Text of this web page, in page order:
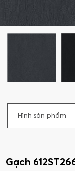
Hình sản phẩm
Gạch